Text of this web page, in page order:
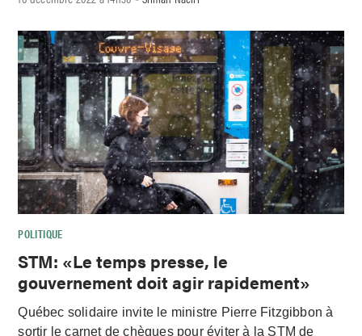
POLITIQUE
STM: «Le temps presse, le
gouvernement doit agir rapidement»
Québec solidaire invite le ministre Pierre Fitzgibbon à
sortir le carnet de chèques pour éviter à la STM de